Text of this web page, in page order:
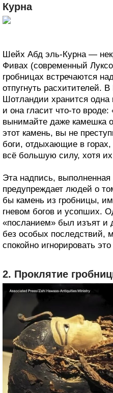
Курна
Шейх Абд эль-Курна —
Фивах (современный
гробницах встречаются
отпугнуть расхитителей.
Шотландии хранится одна
и она гласит что-то
вынимайте даже камешка
этот камень, вы не
боги, отдыхающие в
всё большую силу, хотя
Эта надпись,
предупреждает людей о
бы камень из гробницы,
гневом богов и усопших.
«посланием» был изъят и
без особых последствий,
спокойно игнорировать
2. Проклятие